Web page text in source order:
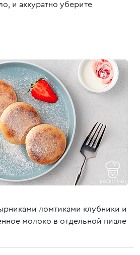
и аккуратно уберите
ломтиками клубники и
молоко в отдельной пиале